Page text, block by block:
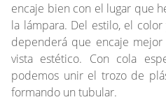
encaje bien con el lugar que
la lámpara. Del estilo, el
dependerá que encaje
vista estético. Con cola
podemos unir el trozo de
formando un tubular.